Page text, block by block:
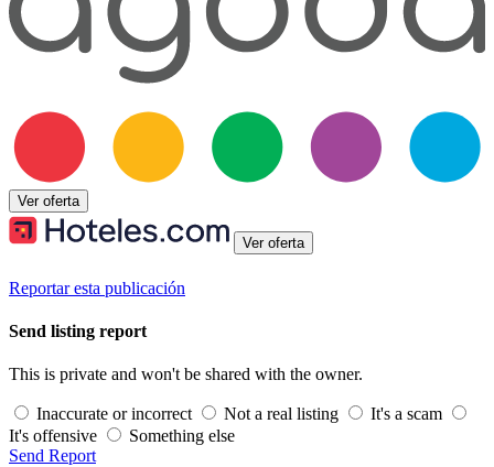
Ver oferta
Ver oferta
Reportar esta publicación
Send listing report
This is private and won't be shared with the owner.
Inaccurate or incorrect Not a real listing
It's a scam
It's offensive
Something else
Send Report